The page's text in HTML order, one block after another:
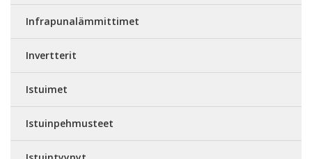
Infrapunalämmittimet
Invertterit
Istuimet
Istuinpehmusteet